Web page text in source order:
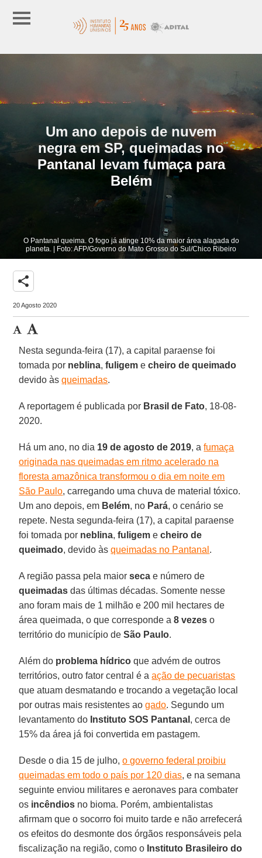
Um ano depois de nuvem
negra em SP, queimadas no
Pantanal levam fumaça para
Belém
O Pantanal queima. O fogo já atinge 10% da maior área alagada do
planeta. | Foto: AFP/Governo do Mato Grosso do Sul/Chico Ribeiro
share
20 Agosto 2020
Nesta segunda-feira (17), a capital paraense foi
tomada por neblina,fuligemecheiro de queimado
devido àsqueimadas.
A reportagem é publicada por Brasil de Fato, 18-08-
2020.
Há um ano, no dia 19 de agosto de 2019, afumaça
originada nas queimadas em ritmo acelerado na
floresta amazônica transformou o dia em noite em
São Paulo, carregando uma chuva de material tóxico.
Um ano depois, em Belém, no Pará, o cenário se
repete. Nesta segunda-feira (17), a capital paraense
foi tomada por neblina,fuligem echeiro de
queimado, devido àsqueimadas no Pantanal .
A região passa pela maiorseca e número de
queimadas das últimas décadas. Somente nesse
ano foram mais de 1 milhão e 200 mil hectares de
área queimada, o que corresponde a8 vezes o
território do município deSão Paulo.
Além do problema hídrico que advém de outros
territórios, outro fator central é aação de pecuaristas
que atuam desmatando e trocando a vegetação local
por outras mais resistentes aogado. Segundo um
levantamento do Instituto SOS Pantanal , cerca de
15% da área já foi convertida em pastagem.
Desde o dia 15 de julho,o governo federal proibiu
queimadas em todo o país por 120 dias, e na semana
seguinte enviou militares e aeronaves para combater
os incêndios no bioma. Porém, ambientalistas
afirmam que o socorro foi muito tarde e não arrefecerá
os efeitos do desmonte dos órgãos responsáveis pela
fiscalização na região, como o Instituto Brasileiro do